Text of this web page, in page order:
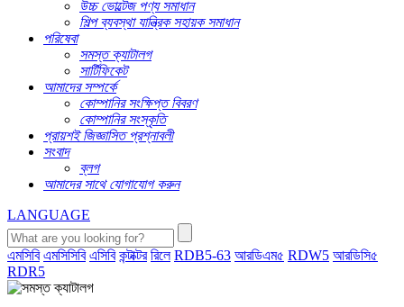
উচ্চ ভোল্টেজ পণ্য সমাধান
শিল্প ব্যবস্থা যান্ত্রিক সহায়ক সমাধান
পরিষেবা
সমস্ত ক্যাটালগ
সার্টিফিকেট
আমাদের সম্পর্কে
কোম্পানির সংক্ষিপ্ত বিবরণ
কোম্পানির সংস্কৃতি
প্রায়শই জিজ্ঞাসিত প্রশ্নাবলী
সংবাদ
ব্লগ
আমাদের সাথে যোগাযোগ করুন
LANGUAGE
এমসিবি এমসিসিবি এসিবি কন্টাক্টর রিলে RDB5-63 আরডিএম৫ RDW5 আরডিসি৫
RDR5